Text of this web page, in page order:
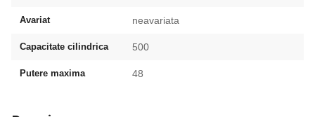
Avariat neavariata
Capacitate cilindrica 500
Putere maxima 48